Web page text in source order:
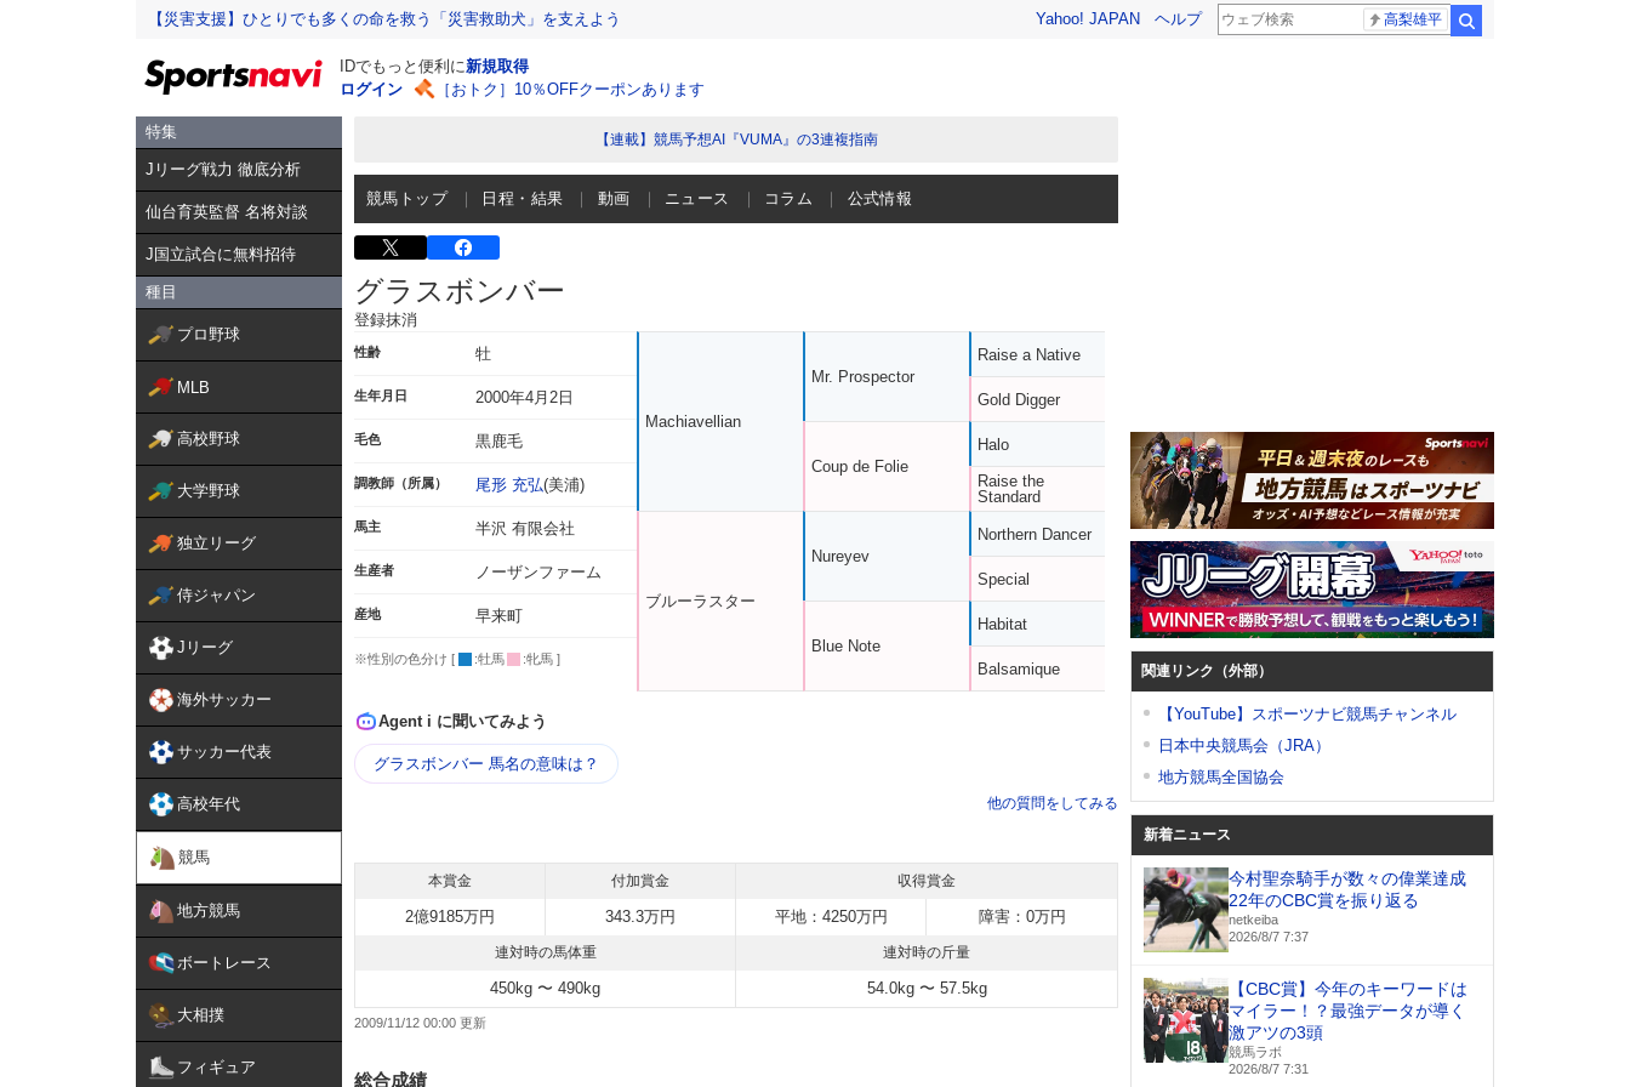
【災害支援】ひとりでも多くの命を救う「災害救助犬」を支えよう Yahoo! JAPAN ヘルプ 高梨雄平
IDでもっと便利に新規取得
ログイン
［おトク］10％OFFクーポンあります
特集
Jリーグ戦力 徹底分析
仙台育英監督 名将対談
J国立試合に無料招待
種目
プロ野球
MLB
高校野球
大学野球
独立リーグ
侍ジャパン
Jリーグ
海外サッカー
サッカー代表
高校年代
競馬
地方競馬
ボートレース
大相撲
フィギュア
【連載】競馬予想AI『VUMA』の3連複指南
競馬トップ 日程・結果 動画 ニュース コラム 公式情報
グラスボンバー
登録抹消
性齢 牡
生年月日 2000年4月2日
毛色 黒鹿毛
調教師（所属） 尾形 充弘(美浦)
馬主 半沢 有限会社
生産者 ノーザンファーム
産地 早来町
※性別の色分け [ :牡馬 :牝馬 ]
Machiavellian
ブルーラスター
Mr. Prospector
Coup de Folie
Nureyev
Blue Note
Raise a Native
Gold Digger
Halo
Raise the
Standard
Northern Dancer
Special
Habitat
Balsamique
Agent i に聞いてみよう
グラスボンバー 馬名の意味は？
他の質問をしてみる
本賞金 付加賞金 収得賞金
2億9185万円 343.3万円 平地：4250万円 障害：0万円
連対時の馬体重 連対時の斤量
450kg 〜 490kg 54.0kg 〜 57.5kg
2009/11/12 00:00
総合成績
関連リンク（外部）
【YouTube】スポーツナビ競馬チャンネル
日本中央競馬会（JRA）
地方競馬全国協会
新着ニュース
今村聖奈騎手が数々の偉業達成
22年のCBC賞を振り返る
netkeiba
2026/8/7 7:37
【CBC賞】今年のキーワードは
マイラー！？最強データが導く
激アツの3頭
競馬ラボ
2026/8/7 7:31